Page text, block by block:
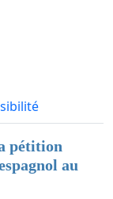
pétition
au